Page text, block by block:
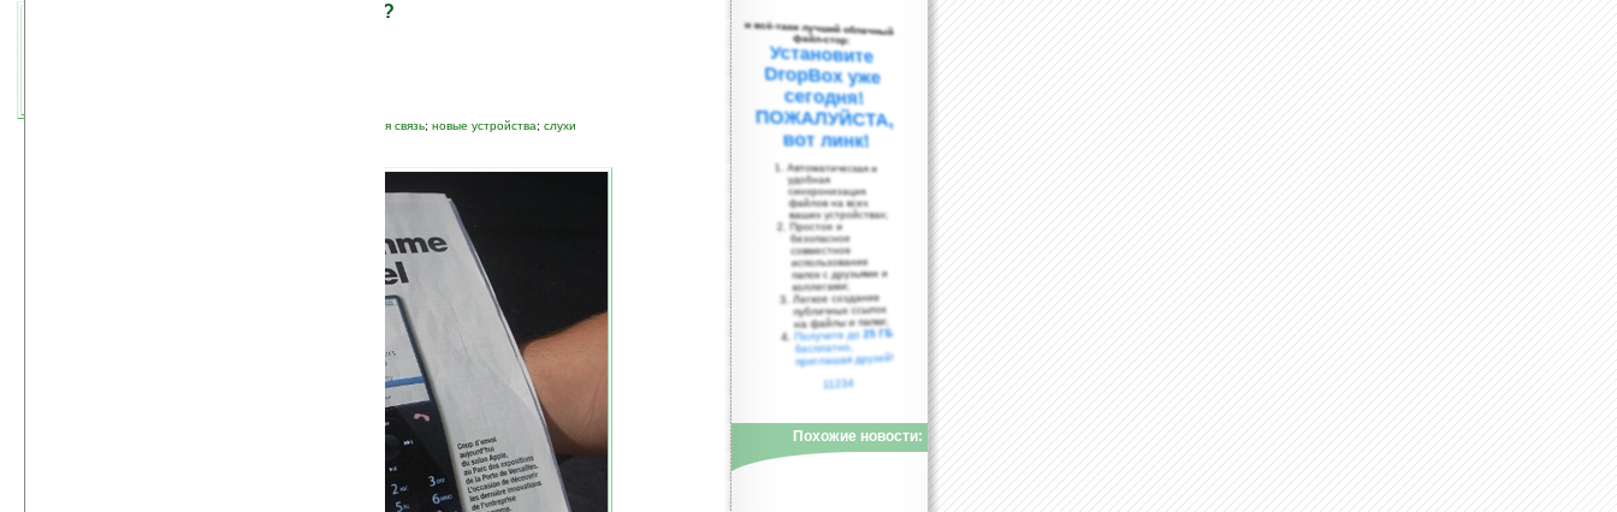
iPhone замечен в Париже?
мобильная связь; новые устройства; слухи
и всё-таки лучший облачный
файл-стор:
Установите
DropBox уже
сегодня!
ПОЖАЛУЙСТА,
вот линк!
Автоматическая и
удобная
синхронизация
файлов на всех
ваших устройствах;
Простое и
безопасное
совместное
использование
папок с друзьями и
коллегами;
Легкое создание
публичных ссылок
на файлы и папки;
Получите до25 ГБ
бесплатно,
приглашая друзей!
11234
Похожие новости: